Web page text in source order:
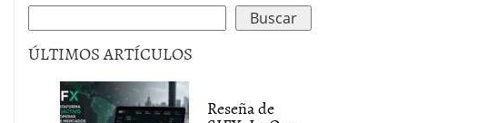
ÚLTIMOS ARTÍCULOS
Reseña de